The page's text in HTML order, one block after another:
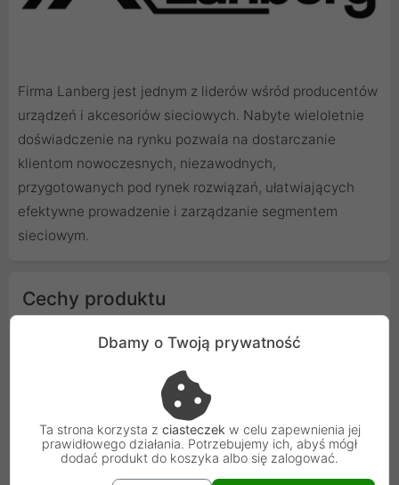
Firma Lanberg jest jednym z liderów wśród producentów
urządzeń i akcesoriów sieciowych. Nabyte wieloletnie
doświadczenie na rynku pozwala na dostarczanie
klientom nowoczesnych, niezawodnych,
przygotowanych pod rynek rozwiązań, ułatwiających
efektywne prowadzenie i zarządzanie segmentem
sieciowym.
Cechy produktu
Wtyczka A RJ45
RJ45
Rodzaj kabla S/FTP
3 m
Dbamy o Twoją prywatność
Ta strona korzysta z ciasteczek w celu zapewnienia jej
prawidłowego działania. Potrzebujemy ich, abyś mógł
dodać produkt do koszyka albo się zalogować.